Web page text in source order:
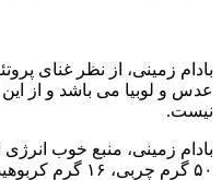
بادام زمینی، از نظر غنای
عدس و لوبیا می باشد و از
نیست.
۵۰ گرم چربی، ۱۶ گرم کربوهیدرات است.